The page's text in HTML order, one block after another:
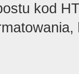
kod